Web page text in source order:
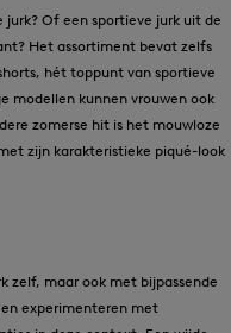
Of een sportieve jurk uit de
Het assortiment bevat zelfs
hét toppunt van sportieve
modellen kunnen vrouwen ook
zomerse hit is het mouwloze
zijn karakteristieke piqué-look
zelf, maar ook met bijpassende
en experimenteren met